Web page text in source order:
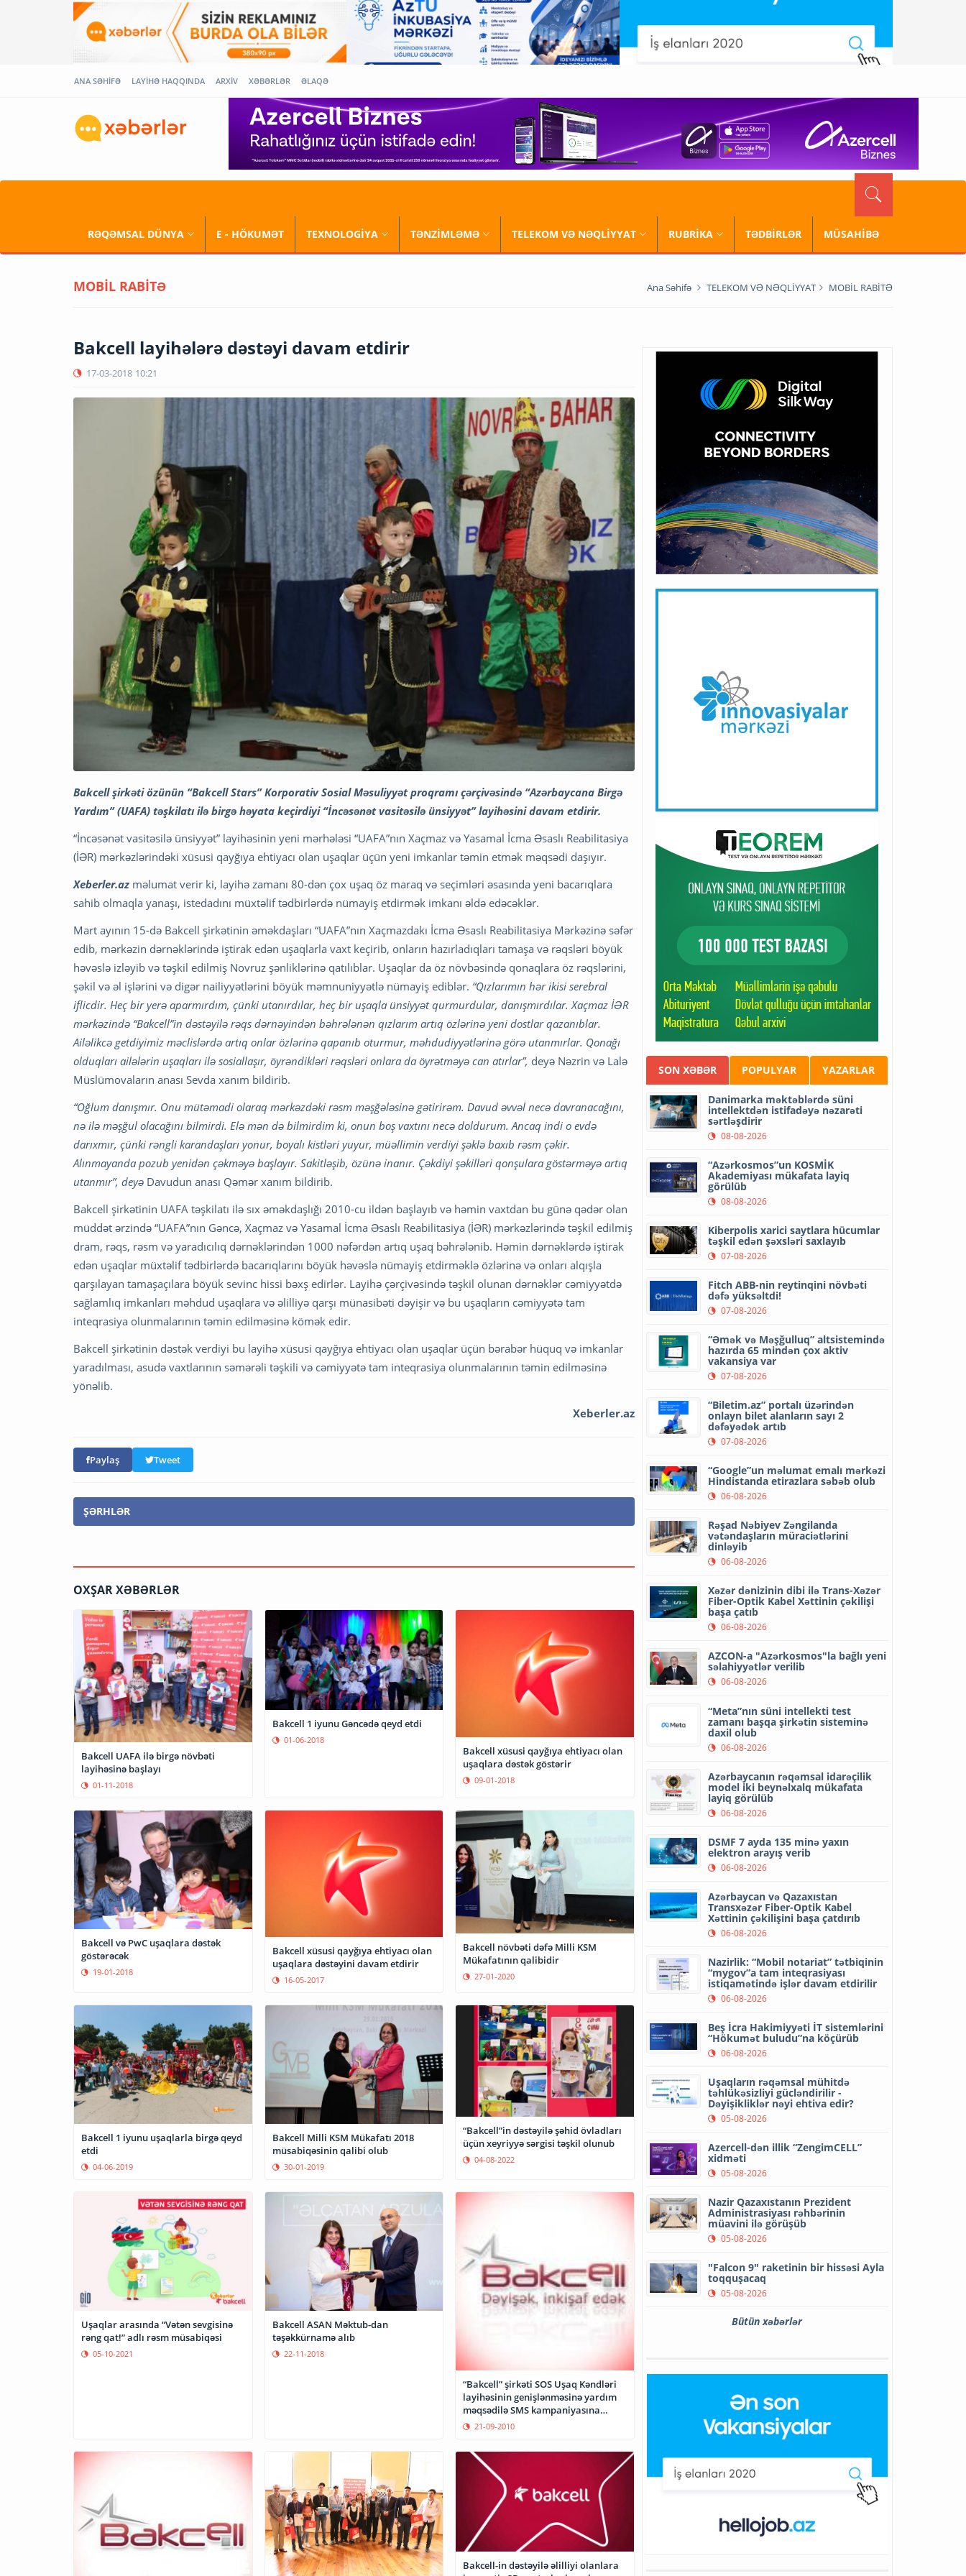
ANA SƏHİFƏ LAYİHƏ HAQQINDA ARXİV XƏBƏRLƏR ƏLAQƏ
RƏQƏMSAL DÜNYA E - HÖKUMƏT TEXNOLOGİYA TƏNZİMLƏMƏ TELEKOM VƏ NƏQLİYYAT RUBRİKA TƏDBİRLƏR MÜSAHİBƏ
MOBİL RABİTƏ Ana Səhifə TELEKOM VƏ NƏQLİYYAT MOBİL RABİTƏ
Bakcell layihələrə dəstəyi davam etdirir
17-03-2018 10:21
Bakcell şirkəti özünün “Bakcell Stars” Korporativ Sosial Məsuliyyət proqramı çərçivəsində “Azərbaycana Birgə
Yardım” (UAFA) təşkilatı ilə birgə həyata keçirdiyi “İncəsənət vasitəsilə ünsiyyət” layihəsini davam etdirir.
“İncəsənət vasitəsilə ünsiyyət” layihəsinin yeni mərhələsi “UAFA”nın Xaçmaz və Yasamal İcma Əsaslı Reabilitasiya
(İƏR) mərkəzlərindəki xüsusi qayğıya ehtiyacı olan uşaqlar üçün yeni imkanlar təmin etmək məqsədi daşıyır.
Xeberler.az məlumat verir ki, layihə zamanı 80-dən çox uşaq öz maraq və seçimləri əsasında yeni bacarıqlara
sahib olmaqla yanaşı, istedadını müxtəlif tədbirlərdə nümayiş etdirmək imkanı əldə edəcəklər.
Mart ayının 15-də Bakcell şirkətinin əməkdaşları “UAFA”nın Xaçmazdakı İcma Əsaslı Reabilitasiya Mərkəzinə səfər
edib, mərkəzin dərnəklərində iştirak edən uşaqlarla vaxt keçirib, onların hazırladıqları tamaşa və rəqsləri böyük
həvəslə izləyib və təşkil edilmiş Novruz şənliklərinə qatılıblar. Uşaqlar da öz növbəsində qonaqlara öz rəqslərini,
şəkil və əl işlərini və digər nailiyyətlərini böyük məmnuniyyətlə nümayiş ediblər. “Qızlarımın hər ikisi serebral
iflicdir. Heç bir yerə aparmırdım, çünki utanırdılar, heç bir uşaqla ünsiyyət qurmurdular, danışmırdılar. Xaçmaz İƏR
mərkəzində “Bakcell”in dəstəyilə rəqs dərnəyindən bəhrələnən qızlarım artıq özlərinə yeni dostlar qazanıblar.
Ailəlikcə getdiyimiz məclislərdə artıq onlar özlərinə qapanıb oturmur, məhdudiyyətlərinə görə utanmırlar. Qonağı
olduqları ailələrin uşaqları ilə sosiallaşır, öyrəndikləri rəqsləri onlara da öyrətməyə can atırlar”, deyə Nəzrin və Lalə
Müslümovaların anası Sevda xanım bildirib.
“Oğlum danışmır. Onu mütəmadi olaraq mərkəzdəki rəsm məşğələsinə gətirirəm. Davud əvvəl necə davranacağını,
nə ilə məşğul olacağını bilmirdi. Elə mən də bilmirdim ki, onun boş vaxtını necə doldurum. Ancaq indi o evdə
darıxmır, çünki rəngli karandaşları yonur, boyalı kistləri yuyur, müəllimin verdiyi şəklə baxıb rəsm çəkir.
Alınmayanda pozub yenidən çəkməyə başlayır. Sakitləşib, özünə inanır. Çəkdiyi şəkilləri qonşulara göstərməyə artıq
utanmır”, deyə Davudun anası Qəmər xanım bildirib.
Bakcell şirkətinin UAFA təşkilatı ilə sıx əməkdaşlığı 2010-cu ildən başlayıb və həmin vaxtdan bu günə qədər olan
müddət ərzində “UAFA”nın Gəncə, Xaçmaz və Yasamal İcma Əsaslı Reabilitasiya (İƏR) mərkəzlərində təşkil edilmiş
dram, rəqs, rəsm və yaradıcılıq dərnəklərindən 1000 nəfərdən artıq uşaq bəhrələnib. Həmin dərnəklərdə iştirak
edən uşaqlar müxtəlif tədbirlərdə bacarıqlarını böyük həvəslə nümayiş etdirməklə özlərinə və onları alqışla
qarşılayan tamaşaçılara böyük sevinc hissi bəxş edirlər. Layihə çərçivəsində təşkil olunan dərnəklər cəmiyyətdə
sağlamlıq imkanları məhdud uşaqlara və əlilliyə qarşı münasibəti dəyişir və bu uşaqların cəmiyyətə tam
inteqrasiya olunmalarının təmin edilməsinə kömək edir.
Bakcell şirkətinin dəstək verdiyi bu layihə xüsusi qayğıya ehtiyacı olan uşaqlar üçün bərabər hüquq və imkanlar
yaradılması, asudə vaxtlarının səmərəli təşkili və cəmiyyətə tam inteqrasiya olunmalarının təmin edilməsinə
yönəlib.
Xeberler.az
Paylaş Tweet
ŞƏRHLƏR
OXŞAR XƏBƏRLƏR
Bakcell UAFA ilə birgə növbəti
layihəsinə başlayı
01-11-2018
Bakcell 1 iyunu Gəncədə qeyd etdi
01-06-2018
Bakcell xüsusi qayğıya ehtiyacı olan
uşaqlara dəstək göstərir
09-01-2018
Bakcell və PwC uşaqlara dəstək
göstərəcək
19-01-2018
Bakcell xüsusi qayğıya ehtiyacı olan
uşaqlara dəstəyini davam etdirir
16-05-2017
Bakcell növbəti dəfə Milli KSM
Mükafatının qalibidir
27-01-2020
Bakcell 1 iyunu uşaqlarla birgə qeyd
etdi
04-06-2019
Bakcell Milli KSM Mükafatı 2018
müsabiqəsinin qalibi olub
30-01-2019
“Bakcell”in dəstəyilə şəhid övladları
üçün xeyriyyə sərgisi təşkil olunub
04-08-2022
Uşaqlar arasında “Vətən sevgisinə
rəng qat!” adlı rəsm müsabiqəsi
05-10-2021
Bakcell ASAN Məktub-dan
təşəkkürnamə alıb
22-11-2018
“Bakcell” şirkəti SOS Uşaq Kəndləri
layihəsinin genişlənməsinə yardım
məqsədilə SMS kampaniyasına
başlayır
21-09-2010
Bakcell-in dəstəyilə əlilliyi olanlara
SON XƏBƏR POPULYAR YAZARLAR
Danimarka məktəblərdə süni
intellektdən istifadəyə nəzarəti
sərtləşdirir
08-08-2026
“Azərkosmos”un KOSMİK
Akademiyası mükafata layiq
görülüb
08-08-2026
Kiberpolis xarici saytlara hücumlar
təşkil edən şəxsləri saxlayıb
07-08-2026
Fitch ABB-nin reytinqini növbəti
dəfə yüksəltdi!
07-08-2026
“Əmək və Məşğulluq” altsistemində
hazırda 65 mindən çox aktiv
vakansiya var
07-08-2026
“Biletim.az” portalı üzərindən
onlayn bilet alanların sayı 2
dəfəyədək artıb
07-08-2026
“Google”un məlumat emalı mərkəzi
Hindistanda etirazlara səbəb olub
06-08-2026
Rəşad Nəbiyev Zəngilanda
vətəndaşların müraciətlərini
dinləyib
06-08-2026
Xəzər dənizinin dibi ilə Trans-Xəzər
Fiber-Optik Kabel Xəttinin çəkilişi
başa çatıb
06-08-2026
AZCON-a "Azərkosmos"la bağlı yeni
səlahiyyətlər verilib
06-08-2026
“Meta”nın süni intellekti test
zamanı başqa şirkətin sisteminə
daxil olub
06-08-2026
Azərbaycanın rəqəmsal idarəçilik
model iki beynəlxalq mükafata
layiq görülüb
06-08-2026
DSMF 7 ayda 135 minə yaxın
elektron arayış verib
06-08-2026
Azərbaycan və Qazaxıstan
Transxəzər Fiber-Optik Kabel
Xəttinin çəkilişini başa çatdırıb
06-08-2026
Nazirlik: “Mobil notariat” tətbiqinin
“mygov”a tam inteqrasiyası
istiqamətində işlər davam etdirilir
06-08-2026
Beş İcra Hakimiyyəti İT sistemlərini
“Hökumət buludu”na köçürüb
06-08-2026
Uşaqların rəqəmsal mühitdə
təhlükəsizliyi gücləndirilir -
Dəyişikliklər nəyi ehtiva edir?
05-08-2026
Azercell-dən illik “ZengimCELL”
xidməti
05-08-2026
Nazir Qazaxıstanın Prezident
Administrasiyası rəhbərinin
müavini ilə görüşüb
05-08-2026
"Falcon 9" raketinin bir hissəsi Ayla
toqquşacaq
05-08-2026
Bütün xəbərlər